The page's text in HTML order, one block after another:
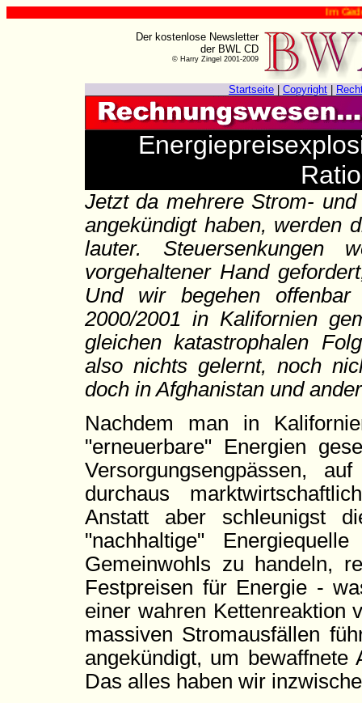
Im
Der kostenlose Newsletter
der BWL CD
© Harry Zingel 2001-2009
Startseite Copyright
Jetzt da mehrere Strom-
angekündigt haben, werden
lauter.
vorgehaltener Hand
Und wir begehen
2000/2001 in Kalifornien
gleichen katastrophalen
also nichts gelernt, noch
doch in Afghanistan und
Nachdem man in
"erneuerbare" Energien
Versorgungsengpässen,
durchaus
Anstatt aber schleunigst
"nachhaltige"
Gemeinwohls zu handeln,
Festpreisen für Energie -
einer wahren Kettenreaktion
massiven Stromausfällen
angekündigt, um bewaffnete
Das alles haben wir